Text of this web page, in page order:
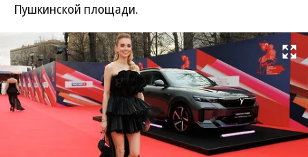
Пушкинской площади.
Развернуть